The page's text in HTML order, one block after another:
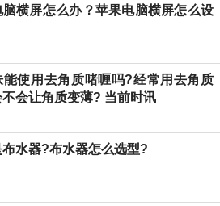
脑横屏怎么办？苹果电脑横屏怎么设
能使用去角质啫喱吗?经常用去角质
不会让角质变薄? 当前时讯
水器?布水器怎么选型?